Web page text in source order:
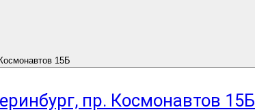
15Б
пр. Космонавтов 15Б